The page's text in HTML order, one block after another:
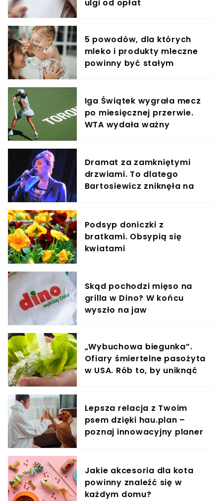
ulgi od opłat
5 powodów, dla których
mleko i produkty mleczne
powinny być stałym
Iga Świątek wygrała mecz
po miesięcznej przerwie.
WTA wydała ważny
Dramat za zamkniętymi
drzwiami. To dlatego
Bartosiewicz zniknęła na
Podsyp doniczki z
bratkami. Obsypią się
kwiatami
Skąd pochodzi mięso na
grilla w Dino? W końcu
wyszło na jaw
„Wybuchowa biegunka”.
Ofiary śmiertelne pasożyta
w USA. Rób to, by uniknąć
Lepsza relacja z Twoim
psem dzięki hau.plan –
poznaj innowacyjny planer
Jakie akcesoria dla kota
powinny znaleźć się w
każdym domu?